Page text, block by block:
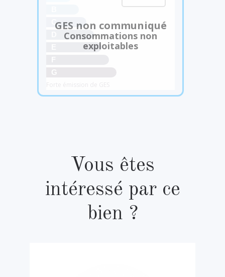
C
G
GES non communiqué
Consommations non
exploitables
Vous êtes
intéressé par ce
bien ?